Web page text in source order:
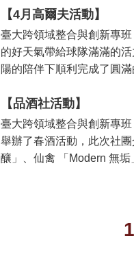
【4月高爾夫活動】
臺大跨領域整合與創新專
的好天氣帶給球隊滿滿的
陽的陪伴下順利完成了圓
【品酒社活動】
臺大跨領域整合與創新專
舉辦了春酒活動，此次社
釀」、仙禽 「Modern 無